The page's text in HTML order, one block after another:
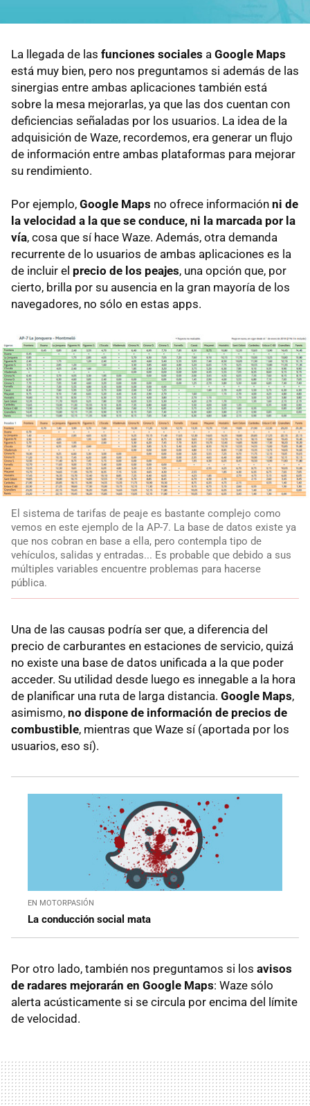
La llegada de las funciones sociales a Google Maps
está muy bien, pero nos preguntamos si además de las
sinergias entre ambas aplicaciones también está
sobre la mesa mejorarlas, ya que las dos cuentan con
deficiencias señaladas por los usuarios. La idea de la
adquisición de Waze, recordemos, era generar un flujo
de información entre ambas plataformas para mejorar
su rendimiento.
Por ejemplo, Google Maps no ofrece información ni de
la velocidad a la que se conduce, ni la marcada por la
vía, cosa que sí hace Waze. Además, otra demanda
recurrente de lo usuarios de ambas aplicaciones es la
de incluir el precio de los peajes, una opción que, por
cierto, brilla por su ausencia en la gran mayoría de los
navegadores, no sólo en estas apps.
El sistema de tarifas de peaje es bastante complejo como
vemos en este ejemplo de la AP-7. La base de datos existe ya
que nos cobran en base a ella, pero contempla tipo de
vehículos, salidas y entradas... Es probable que debido a sus
múltiples variables encuentre problemas para hacerse
pública.
Una de las causas podría ser que, a diferencia del
precio de carburantes en estaciones de servicio, quizá
no existe una base de datos unificada a la que poder
acceder. Su utilidad desde luego es innegable a la hora
de planificar una ruta de larga distancia. Google Maps,
asimismo, no dispone de información de precios de
combustible, mientras que Waze sí (aportada por los
usuarios, eso sí).
EN MOTORPASIÓN
La conducción social mata
Por otro lado, también nos preguntamos si los avisos
de radares mejorarán en Google Maps: Waze sólo
alerta acústicamente si se circula por encima del límite
de velocidad.